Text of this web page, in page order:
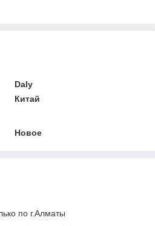
Daly
Китай
Новое
по г.Алматы